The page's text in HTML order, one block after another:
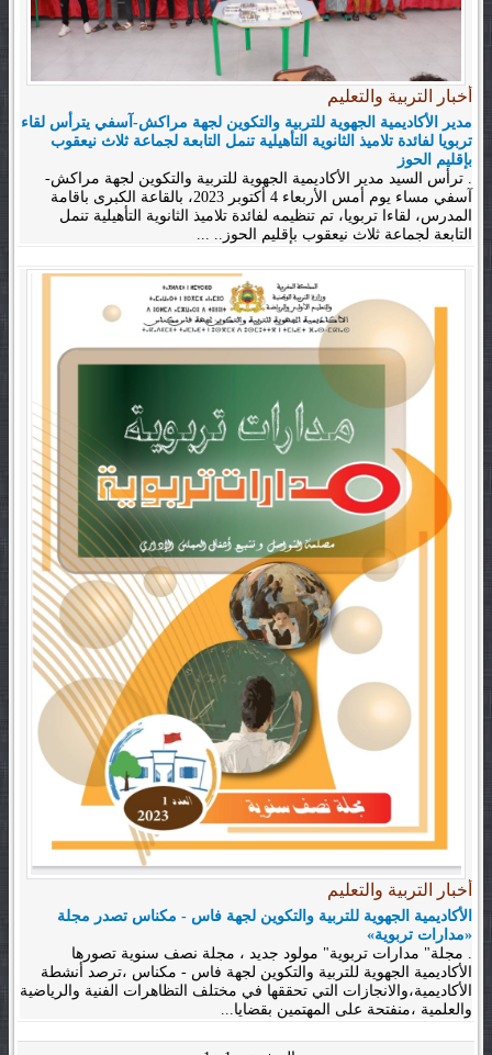
أخبار التربية والتعليم
مدير الأكاديمية الجهوية للتربية والتكوين لجهة مراكش-آسفي يترأس لقاء
تربويا لفائدة تلاميذ الثانوية التأهيلية تنمل التابعة لجماعة ثلاث نيعقوب
بإقليم الحوز
. ترأس السيد مدير الأكاديمية الجهوية للتربية والتكوين لجهة مراكش-
آسفي مساء يوم أمس الأربعاء 4 أكتوبر 2023، بالقاعة الكبرى باقامة
المدرس، لقاءا تربويا، تم تنظيمه لفائدة تلاميذ الثانوية التأهيلية تنمل
التابعة لجماعة ثلاث نيعقوب بإقليم الحوز.. ...
أخبار التربية والتعليم
الأكاديمية الجهوية للتربية والتكوين لجهة فاس - مكناس تصدر مجلة
«مدارات تربوية»
. مجلة" مدارات تربوية" مولود جديد ، مجلة نصف سنوية تصورها
الأكاديمية الجهوية للتربية والتكوين لجهة فاس - مكناس ،ترصد أنشطة
الأكاديمية،والانجازات التي تحققها في مختلف التظاهرات الفنية والرياضية
والعلمية ،منفتحة على المهتمين بقضايا...